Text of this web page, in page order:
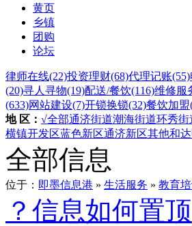
黄页
乡镇
团购
论坛
律师在线(22)投资理财(68)代理记账(55)
(20)寻人寻物(19)配送/餐饮(116)维修服
(633)网站建设(7)开锁换锁(32)餐饮加盟
地 区： √全部通济街道潮海街道环秀街
横镇开发区蓝色新区通济新区其他和
全部信息
位于： 即墨信息港 » 生活服务 » 教育培
？信息如何置顶